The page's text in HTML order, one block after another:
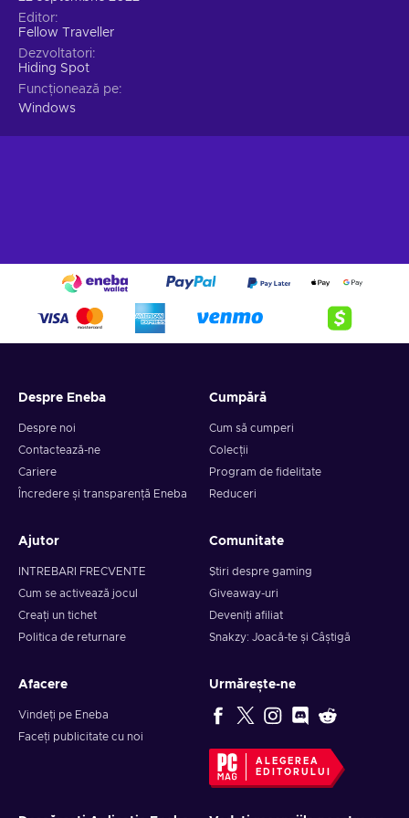
Cheap Beacon Pines key.
Editor
Fellow Traveller
Dezvoltatori
Hiding Spot
Funcționează pe
Windows
Despre Eneba
Despre noi
Contactează-ne
Cariere
Încredere și transparență Eneba
Cumpără
Cum să cumperi
Colecții
Program de fidelitate
Reduceri
Ajutor
INTREBARI FRECVENTE
Cum se activează jocul
Creați un tichet
Politica de returnare
Comunitate
Știri despre gaming
Giveaway-uri
Deveniți afiliat
Snakzy: Joacă-te și Câștigă
Afacere
Vindeți pe Eneba
Faceți publicitate cu noi
Urmărește-ne
ALEGEREA
EDITORULUI